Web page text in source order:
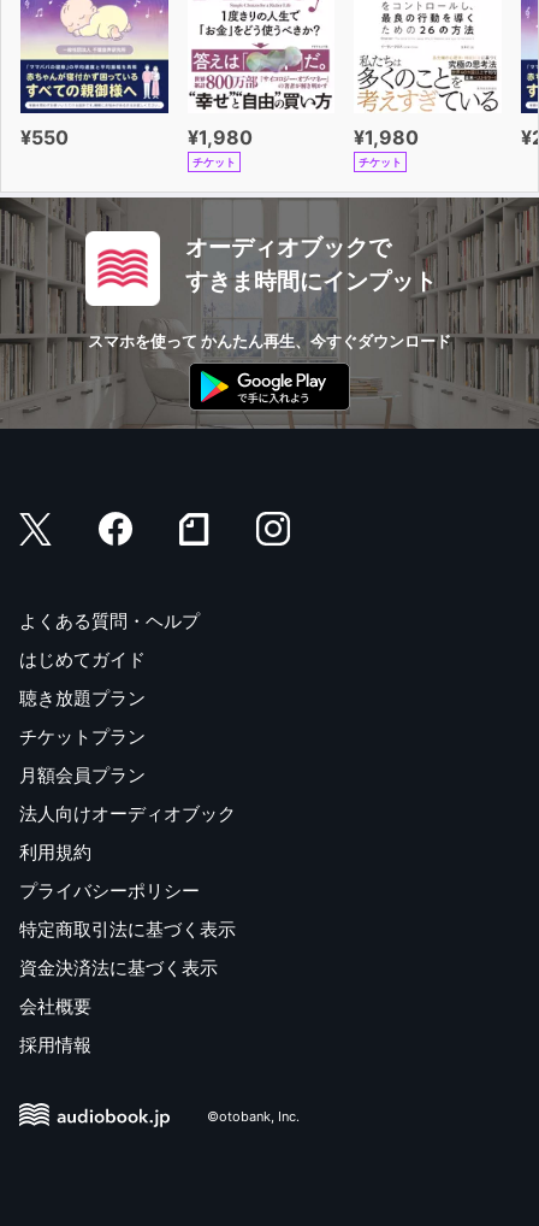
¥550 ¥1,980
チケット
¥1,980
チケット
オーディオブックで
すきま時間にインプット
スマホを使って かんたん再生、今すぐダウンロード
よくある質問・ヘルプ
はじめてガイド
聴き放題プラン
チケットプラン
月額会員プラン
法人向けオーディオブック
利用規約
プライバシーポリシー
特定商取引法に基づく表示
資金決済法に基づく表示
会社概要
採用情報
©otobank, Inc.